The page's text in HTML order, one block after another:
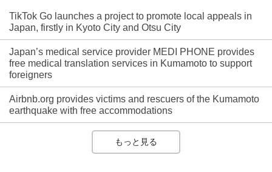
TikTok Go launches a project to promote local appeals in
Japan, firstly in Kyoto City and Otsu City
Japan’s medical service provider MEDI PHONE provides
free medical translation services in Kumamoto to support
foreigners
Airbnb.org provides victims and rescuers of the Kumamoto
earthquake with free accommodations
もっと見る